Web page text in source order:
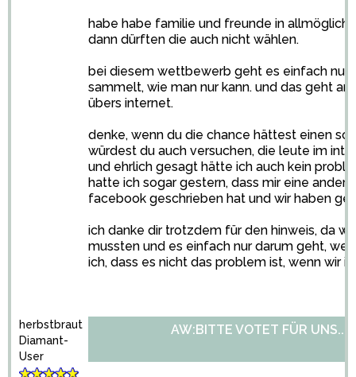
habe habe familie und freunde in
dann dürften die auch nicht wählen.
bei diesem wettbewerb geht es einfach nur
sammelt, wie man nur kann. und das geht
übers internet.
denke, wenn du die chance hättest einen
würdest du auch versuchen, die leute im
und ehrlich gesagt hätte ich auch kein
hatte ich sogar gestern, dass mir eine
facebook geschrieben hat und wir haben
ich danke dir trotzdem für den hinweis, da
mussten und es einfach nur darum geht,
ich, dass es nicht das problem ist, wenn wir
herbstbraut
Diamant-
User
AW:BITTE VOTET FÜR